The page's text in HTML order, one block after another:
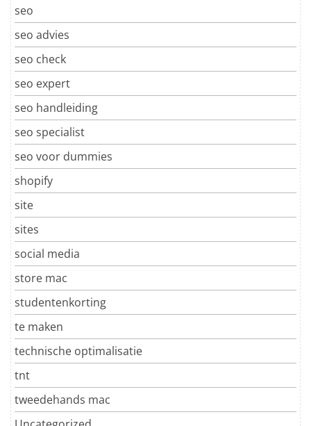
seo
seo advies
seo check
seo expert
seo handleiding
seo specialist
seo voor dummies
shopify
site
sites
social media
store mac
studentenkorting
te maken
technische optimalisatie
tnt
tweedehands mac